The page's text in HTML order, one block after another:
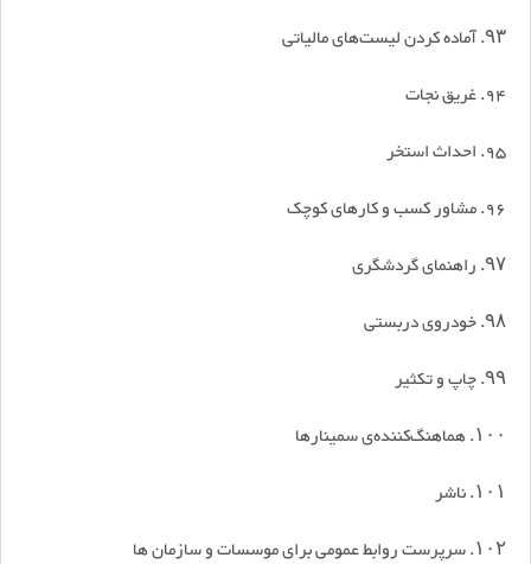
۹۳. آماده کردن لیست‌های مالیاتی
94. غریق نجات
95. احداث استخر
96. مشاور کسب و کارهای کوچک
۹۷. راهنمای گردشگری
۹۸. خودروی دربستی
۹۹. چاپ و تکثیر
۱۰۰. هماهنگ‌کننده‌ی سمینارها
۱۰۱. ناشر
۱۰۲. سرپرست روابط عمومی برای موسسات و سازمان ها